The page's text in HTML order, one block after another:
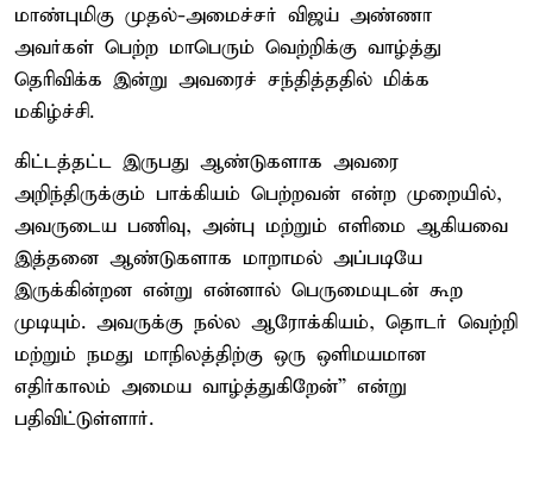
மாண்புமிகு முதல்-அமைச்சர் விஜய் அண்ணா
அவர்கள் பெற்ற மாபெரும் வெற்றிக்கு வாழ்த்து
தெரிவிக்க இன்று அவரைச் சந்தித்ததில் மிக்க
மகிழ்ச்சி.
கிட்டத்தட்ட இருபது ஆண்டுகளாக அவரை
அறிந்திருக்கும் பாக்கியம் பெற்றவன் என்ற முறையில்,
அவருடைய பணிவு, அன்பு மற்றும் எளிமை ஆகியவை
இத்தனை ஆண்டுகளாக மாறாமல் அப்படியே
இருக்கின்றன என்று என்னால் பெருமையுடன் கூற
முடியும். அவருக்கு நல்ல ஆரோக்கியம், தொடர் வெற்றி
மற்றும் நமது மாநிலத்திற்கு ஒரு ஒளிமயமான
எதிர்காலம் அமைய வாழ்த்துகிறேன்” என்று
பதிவிட்டுள்ளார்.